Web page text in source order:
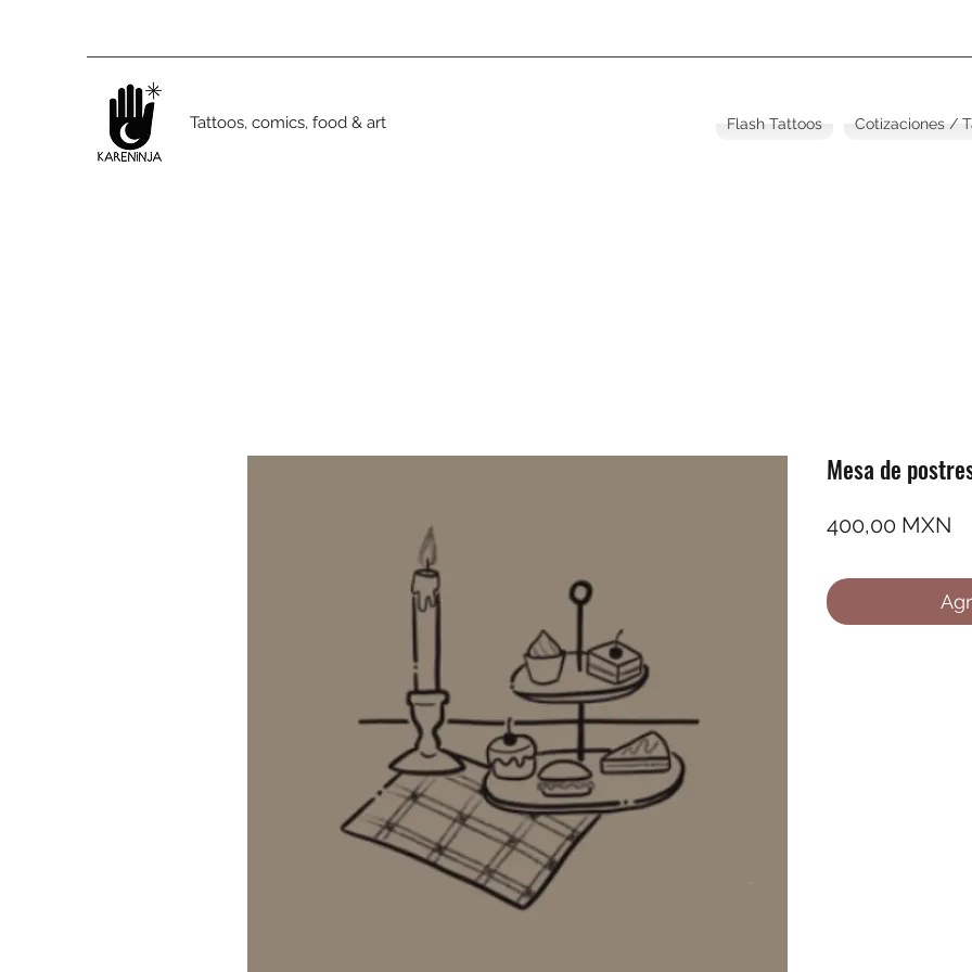
Tattoos, comics, food & art Flash Tattoos Cotizaciones /
Mesa de
400,00 MXN